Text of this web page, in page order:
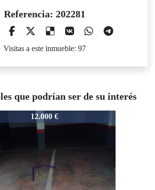
Referencia: 202281
Visitas a este inmueble: 97
que podrían ser de su interés
12.000 €
202281